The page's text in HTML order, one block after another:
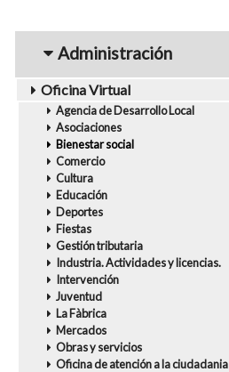
navigation1
Administración
Oficina Virtual
Agencia de Desarrollo Local
Asociaciones
Bienestar social
Comercio
Cultura
Educación
Deportes
Fiestas
Gestión tributaria
Industria. Actividades y licencias.
Intervención
Juventud
La Fàbrica
Mercados
Obras y servicios
Oficina de atención a la ciudadania